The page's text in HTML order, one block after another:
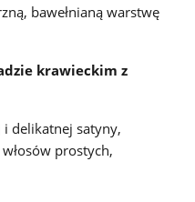
bawełnianą warstwę
krawieckim z
delikatnej satyny,
prostych,